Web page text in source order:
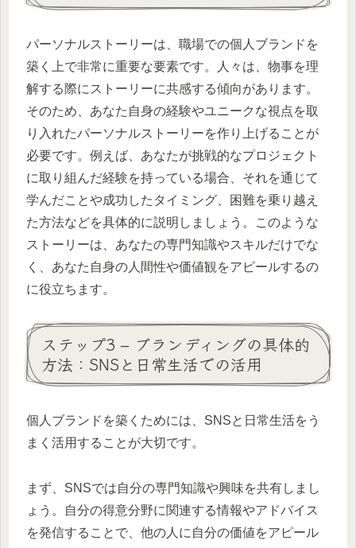
パーソナルストーリーは、職場での個人ブランドを
築く上で非常に重要な要素です。人々は、物事を理
解する際にストーリーに共感する傾向があります。
そのため、あなた自身の経験やユニークな視点を取
り入れたパーソナルストーリーを作り上げることが
必要です。例えば、あなたが挑戦的なプロジェクト
に取り組んだ経験を持っている場合、それを通じて
学んだことや成功したタイミング、困難を乗り越え
た方法などを具体的に説明しましょう。このような
ストーリーは、あなたの専門知識やスキルだけでな
く、あなた自身の人間性や価値観をアピールするの
に役立ちます。
ステップ3 – ブランディングの具体的
方法：SNSと日常生活での活用
個人ブランドを築くためには、SNSと日常生活をう
まく活用することが大切です。
まず、SNSでは自分の専門知識や興味を共有しまし
ょう。自分の得意分野に関連する情報やアドバイス
を発信することで、他の人に自分の価値をアピール